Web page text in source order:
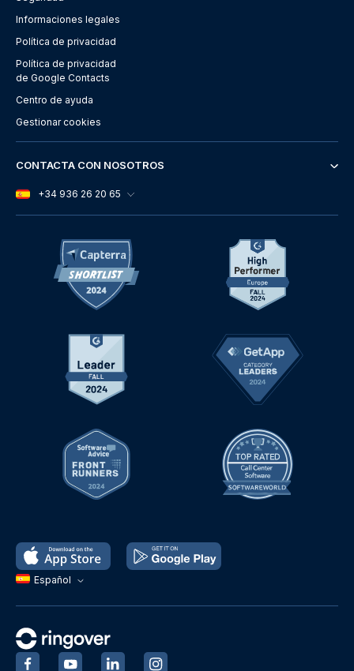
Español
Informaciones legales
Política de privacidad
Política de privacidad
de Google Contacts
Centro de ayuda
Gestionar cookies
CONTACTA CON NOSOTROS
+34 936 26 20 65